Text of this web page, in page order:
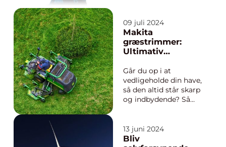
elværktøj på
markedet. I denne
artikel vil vi dykke ned
i, hvad der gør Makita
09 juli 2024
Makita
græstrimmer:
Ultimativ
Går du op i at
vedligeholde din have,
så den altid står skarp
og indbydende? Så
være forskellen på et
godt resultat og en
13 juni 2024
Bliv